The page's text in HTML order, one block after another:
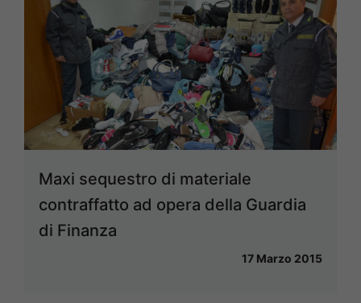
Maxi sequestro di materiale
contraffatto ad opera della Guardia
di Finanza
17 Marzo 2015